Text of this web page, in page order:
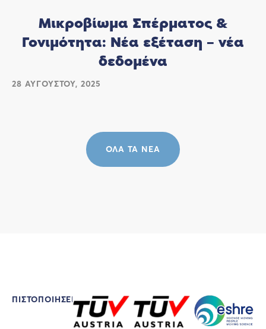
Μικροβίωμα Σπέρματος &
Γονιμότητα: Νέα εξέταση – νέα
δεδομένα
28 ΑΥΓΟΎΣΤΟΥ, 2025
ΌΛΑ ΤΑ ΝΈΑ
ΠΙΣΤΟΠΟΙΉΣΕΙΣ